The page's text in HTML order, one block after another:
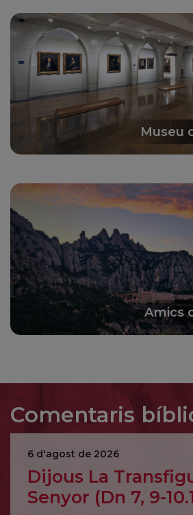
Museu
Amics
Comentaris
6 d'agost de 2026
Dijous La
Senyor (Dn 7, 9-